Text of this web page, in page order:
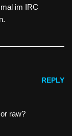
im IRC
REPLY
raw?